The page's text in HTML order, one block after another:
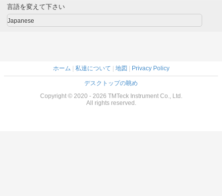
言語を変えて下さい
Japanese
ホーム 私達について 地図 Privacy Policy
デスクトップの眺め
Copyright © 2020 - 2026 TMTeck Instrument Co., Ltd.
All rights reserved.